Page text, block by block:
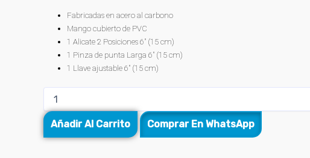
Fabricadas en acero al carbono
Mango cubierto de PVC
1 Alicate 2 Posiciones 6″ (15 cm)
1 Pinza de punta Larga 6″ (15 cm)
1 Llave ajustable 6″ (15 cm)
Añadir Al Carrito Comprar En WhatsApp